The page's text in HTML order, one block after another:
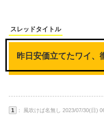
スレッドタイトル
昨日安価立てたワイ、
1 ： 風吹けば名無し 2023/07/30(日)